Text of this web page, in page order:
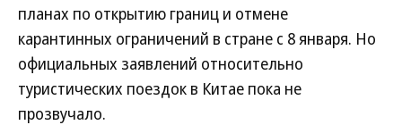
планах по открытию границ и отмене
карантинных ограничений в стране с 8 января. Но
официальных заявлений относительно
туристических поездок в Китае пока не
прозвучало.